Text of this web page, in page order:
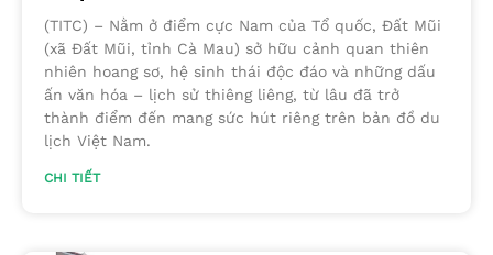
(TITC) – Nằm ở điểm cực Nam của Tổ quốc, Đất Mũi
(xã Đất Mũi, tỉnh Cà Mau) sở hữu cảnh quan thiên
nhiên hoang sơ, hệ sinh thái độc đáo và những dấu
ấn văn hóa – lịch sử thiêng liêng, từ lâu đã trở
thành điểm đến mang sức hút riêng trên bản đồ du
lịch Việt Nam.
CHI TIẾT